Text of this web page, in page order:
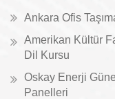
Ankara Ofis
Amerikan Kültür
Dil Kursu
Oskay Enerji
Panelleri